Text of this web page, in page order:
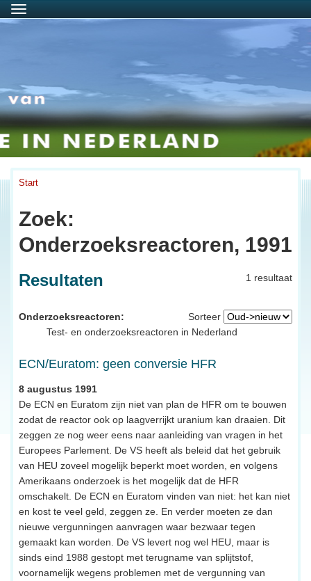
Menu
Start
Zoek:
Onderzoeksreactoren, 1991
1 resultaat
Resultaten
Sorteer
Onderzoeksreactoren:
Test- en onderzoeksreactoren in Nederland
ECN/Euratom: geen conversie HFR
8 augustus 1991
De ECN en Euratom zijn niet van plan de HFR om te bouwen
zodat de reactor ook op laagverrijkt uranium kan draaien. Dit
zeggen ze nog weer eens naar aanleiding van vragen in het
Europees Parlement. De VS heeft als beleid dat het gebruik
van HEU zoveel mogelijk beperkt moet worden, en volgens
Amerikaans onderzoek is het mogelijk dat de HFR
omschakelt. De ECN en Euratom vinden van niet: het kan niet
en kost te veel geld, zeggen ze. En verder moeten ze dan
nieuwe vergunningen aanvragen waar bezwaar tegen
gemaakt kan worden. De VS levert nog wel HEU, maar is
sinds eind 1988 gestopt met terugname van splijtstof,
voornamelijk wegens problemen met de vergunning van